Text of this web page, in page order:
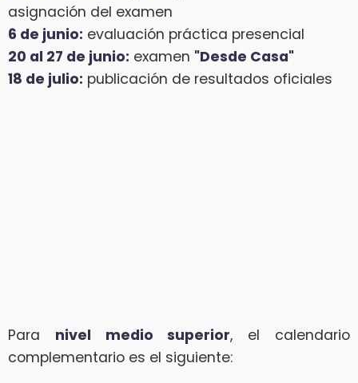
asignación del examen
6 de junio: evaluación práctica presencial
20 al 27 de junio: examen "Desde Casa"
18 de julio: publicación de resultados oficiales
Para nivel medio superior, el calendario
complementario es el siguiente: